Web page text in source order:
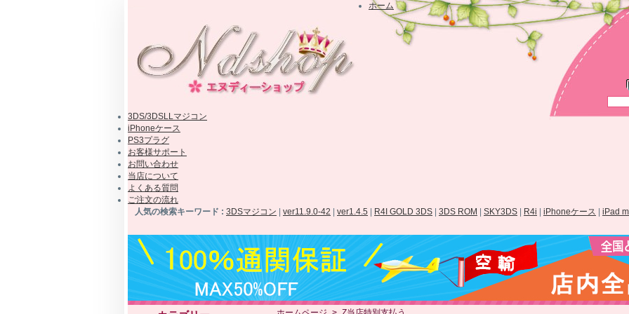
ホーム
3DS/3DSLLマジコン
iPhoneケース
PS3プラグ
お客様サポート
お問い合わせ
当店について
よくある質問
ご注文の流れ
人気の検索キーワード : 3DSマジコン ver11.9.0-42 ver1.4.5 R4I GOLD 3DS 3DS ROM SKY3DS R4i iPhoneケース iPad